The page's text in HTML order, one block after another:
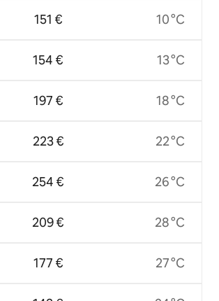
151 €
154 €
197 €
223 €
254 €
209 €
177 €
10 °C
13 °C
18 °C
22 °C
26 °C
28 °C
27 °C